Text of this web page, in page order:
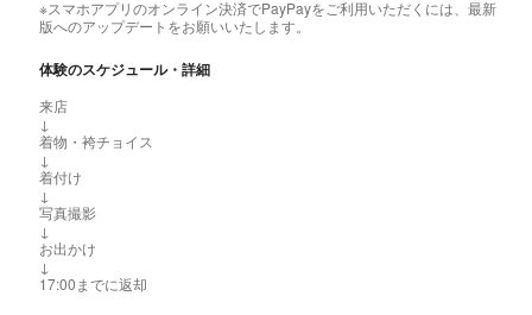
※スマホアプリのオンライン決済でPayPayをご利用いただくには、最新
版へのアップデートをお願いいたします。
体験のスケジュール・詳細
来店
↓
着物・袴チョイス
↓
着付け
↓
写真撮影
↓
お出かけ
↓
17:00までに返却